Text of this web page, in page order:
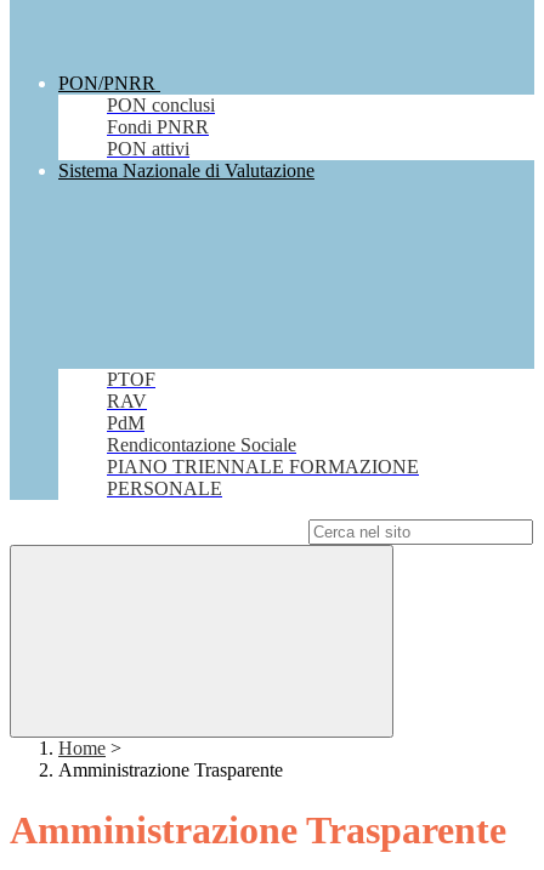
PON/PNRR
PON conclusi
Fondi PNRR
PON attivi
Sistema Nazionale di Valutazione
PTOF
RAV
PdM
Rendicontazione Sociale
PIANO TRIENNALE FORMAZIONE
PERSONALE
Home >
Amministrazione Trasparente
Amministrazione Trasparente